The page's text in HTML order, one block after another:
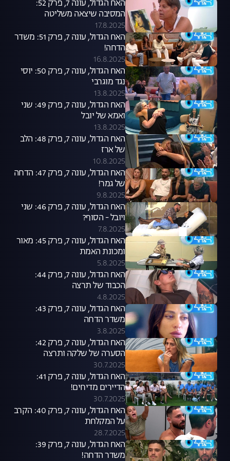
האח הגדול, עונה 7, פרק 52:
המסיבה שיצאה משליטה
17.8.2025
האח הגדול, עונה 7, פרק 51: משדר
הדחה!
16.8.2025
האח הגדול, עונה 7, פרק 50: יוסי
נגד מוגרבי
13.8.2025
האח הגדול, עונה 7, פרק 49: שני
ואמא של יובל
13.8.2025
האח הגדול, עונה 7, פרק 48: הלב
של ארז
10.8.2025
האח הגדול, עונה 7, פרק 47: הדחה
של גמר!
9.8.2025
האח הגדול, עונה 7, פרק 46: שני
ויובל - הסוף?
7.8.2025
האח הגדול, עונה 7, פרק 45: מאור
ומכונת האמת
5.8.2025
האח הגדול, עונה 7, פרק 44:
הכבוד של תרצה
4.8.2025
האח הגדול, עונה 7, פרק 43:
משדר הדחה
3.8.2025
האח הגדול, עונה 7, פרק 42:
הסערה של שלקה ותרצה
30.7.2025
האח הגדול, עונה 7, פרק 41:
הדיירים מדיחים!
30.7.2025
האח הגדול, עונה 7, פרק 40: הקרב
על המקלחת
28.7.2025
האח הגדול, עונה 7, פרק 39:
משדר הדחה!